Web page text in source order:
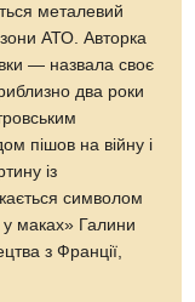
металевий
АТО. Авторка
— назвала своє
два роки
пішов на війну і
iз
символом
маках» Галини
з Франції,